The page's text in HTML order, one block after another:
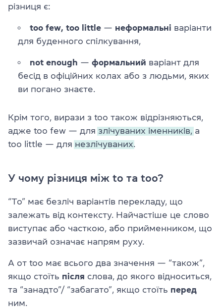
різниця є:
too few, too little — неформальні варіанти
для буденного спілкування,
not enough — формальний варіант для
бесід в офіційних колах або з людьми, яких
ви погано знаєте.
Крім того, вирази з too також відрізняються,
адже too few — для злічуваних іменників, а
too little — для незлічуваних.
У чому різниця між to та too?
“To” має безліч варіантів перекладу, що
залежать від контексту. Найчастіше це слово
виступає або часткою, або прийменником, що
зазвичай означає напрям руху.
А от too має всього два значення — “також”,
якщо стоїть після слова, до якого відноситься,
та “занадто”/ “забагато”, якщо стоїть перед
ним.